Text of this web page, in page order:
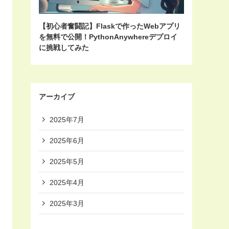
【初心者奮闘記】Flaskで作ったWebアプリ
を無料で公開！PythonAnywhereデプロイ
に挑戦してみた
アーカイブ
2025年7月
2025年6月
2025年5月
2025年4月
2025年3月